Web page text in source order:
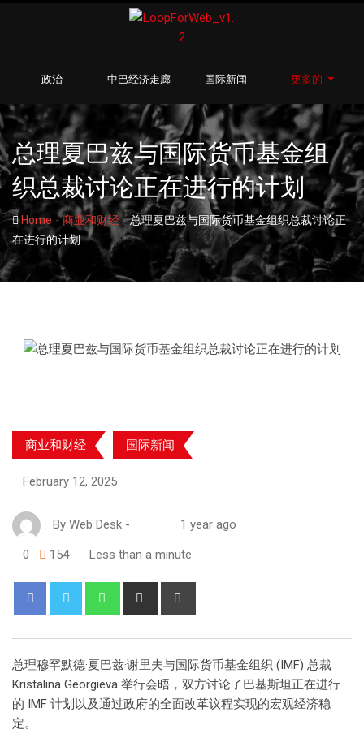
政治 中巴经济走廊 国际新闻 更多的
总理夏巴兹与国际货币基金组
织总裁讨论正在进行的计划
Home -商业和财经-总理夏巴兹与国际货币基金组织总裁讨论正
在进行的计划
商业和财经 国际新闻
February 12, 2025
By Web Desk - 1 year ago
0 154 Less than a minute
总理穆罕默德·夏巴兹·谢里夫与国际货币基金组织 (IMF) 总裁
Kristalina Georgieva 举行会晤，双方讨论了巴基斯坦正在进行
的 IMF 计划以及通过政府的全面改革议程实现的宏观经济稳
定。